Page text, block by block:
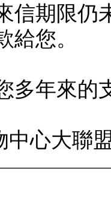
信期限仍
給您。
多年來的
中心大